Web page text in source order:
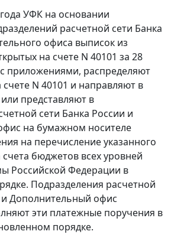
УФК на основании
расчетной сети Банка
офиса выписок из
на счете N 40101 за 28
приложениями, распределяют
счете N 40101 и направляют в
представляют в
сети Банка России и
на бумажном носителе
на перечисление указанного
счета бюджетов всех уровней
Российской Федерации в
Подразделения расчетной
и Дополнительный офис
эти платежные поручения в
порядке.